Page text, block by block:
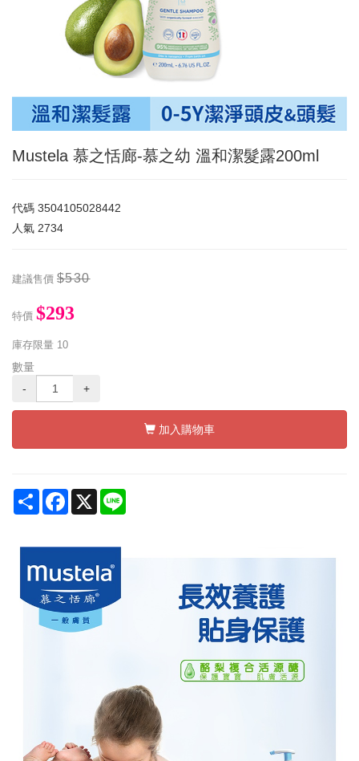
Mustela 慕之恬廊-慕之幼 溫和潔髮露200ml
代碼 3504105028442
人氣 2734
建議售價 $530
特價 $293
庫存限量 10
數量
-
+
加入購物車
Share Facebook
X